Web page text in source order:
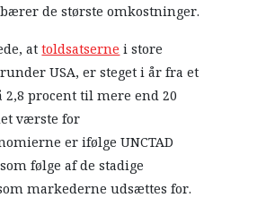
de største omkostninger.
attoldsatserne i store
USA, er steget i år fra et
2,8 procent til mere end 20
værste for
er ifølge UNCTAD
følge af de stadige
markederne udsættes for.